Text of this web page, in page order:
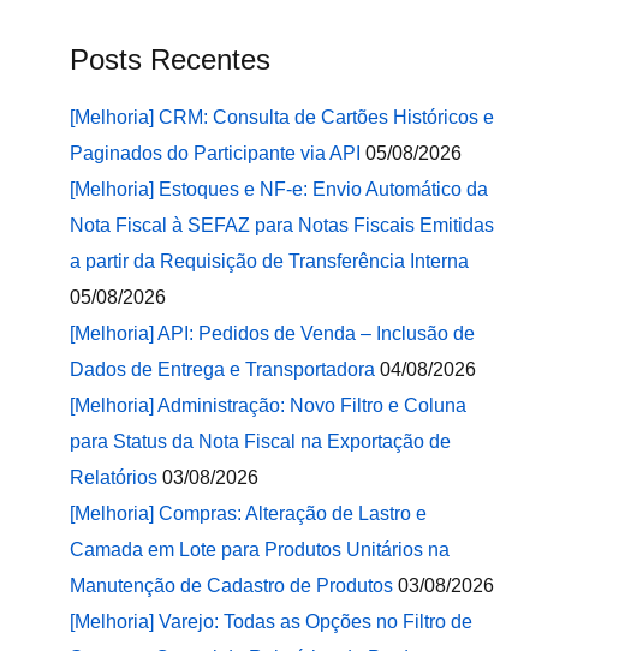
Posts Recentes
[Melhoria] CRM: Consulta de Cartões Históricos e
Paginados do Participante via API 05/08/2026
[Melhoria] Estoques e NF-e: Envio Automático da
Nota Fiscal à SEFAZ para Notas Fiscais Emitidas
a partir da Requisição de Transferência Interna
05/08/2026
[Melhoria] API: Pedidos de Venda – Inclusão de
Dados de Entrega e Transportadora 04/08/2026
[Melhoria] Administração: Novo Filtro e Coluna
para Status da Nota Fiscal na Exportação de
Relatórios 03/08/2026
[Melhoria] Compras: Alteração de Lastro e
Camada em Lote para Produtos Unitários na
Manutenção de Cadastro de Produtos 03/08/2026
[Melhoria] Varejo: Todas as Opções no Filtro de